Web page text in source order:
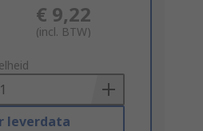
€ 9,22
(incl. BTW)
leverdata